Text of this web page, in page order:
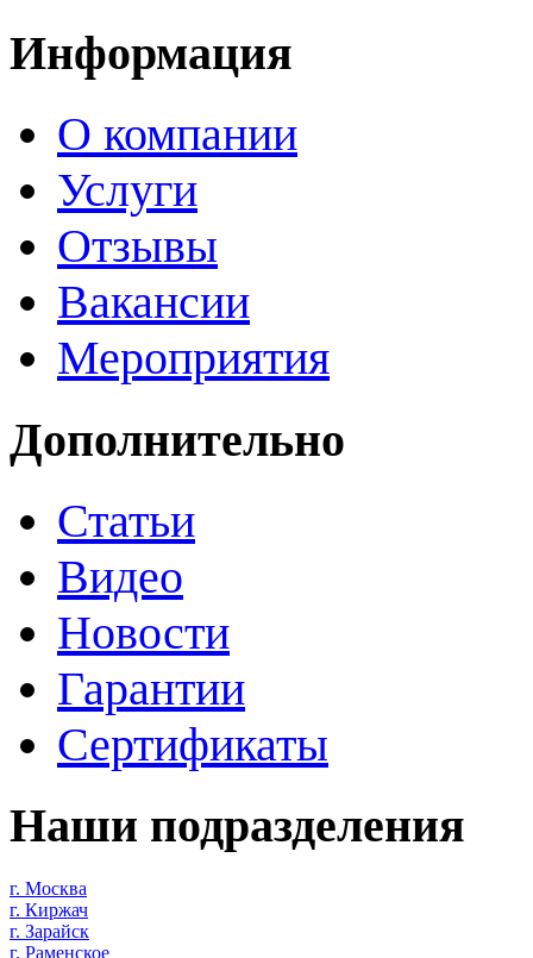
Информация
О компании
Услуги
Отзывы
Вакансии
Мероприятия
Дополнительно
Статьи
Видео
Новости
Гарантии
Сертификаты
Наши подразделения
г. Москва
г. Киржач
г. Зарайск
г. Раменское